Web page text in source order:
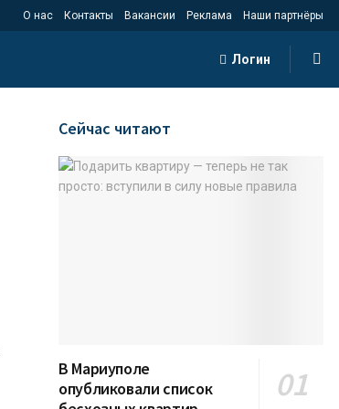
О нас Контакты Вакансии Реклама Наши партнёры
Логин
Сейчас читают
В Мариуполе
опубликовали список